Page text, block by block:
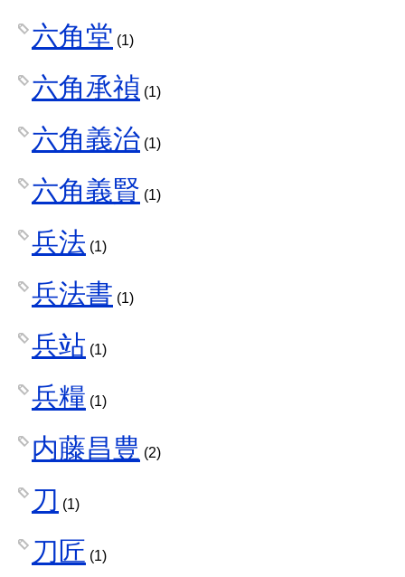
六角堂 (1)
六角承禎 (1)
六角義治 (1)
六角義賢 (1)
兵法 (1)
兵法書 (1)
兵站 (1)
兵糧 (1)
内藤昌豊 (2)
刀 (1)
刀匠 (1)